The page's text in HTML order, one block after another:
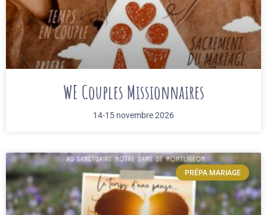
WE Couples Missionnaires
14-15 novembre 2026
PRÉPA MARIAGE